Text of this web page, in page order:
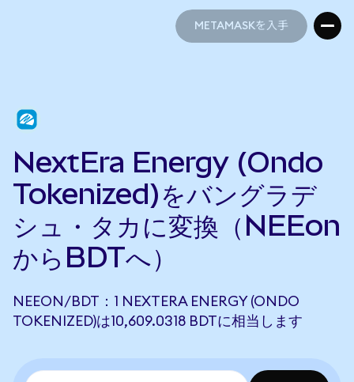
METAMASKを入手
NextEra Energy (Ondo
Tokenized)をバングラデ
シュ・タカに変換（NEEon
からBDTへ）
NEEON/BDT：1 NEXTERA ENERGY (ONDO
TOKENIZED)は10,609.0318 BDTに相当します